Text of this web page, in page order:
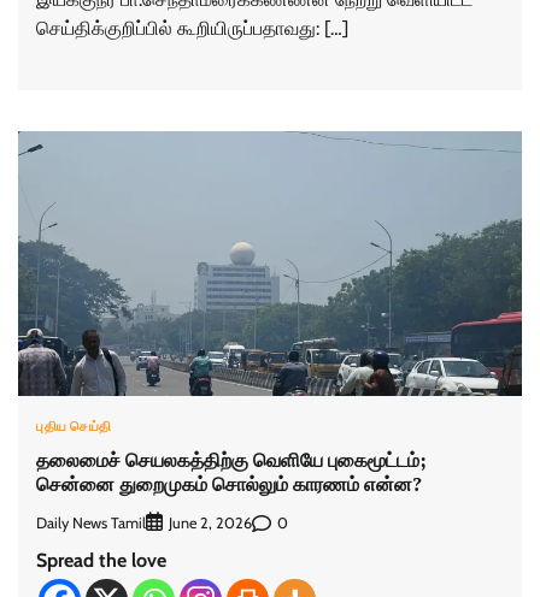
செய்திக்குறிப்பில் கூறியிருப்பதாவது: […]
புதிய செய்தி
தலைமைச் செயலகத்திற்கு வெளியே புகைமூட்டம்;
சென்னை துறைமுகம் சொல்லும் காரணம் என்ன?
Daily News Tamil June 2, 2026 0
Spread the love